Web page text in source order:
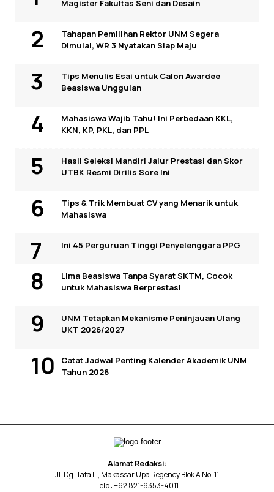
Magister Fakultas Seni dan Desain
Tahapan Pemilihan Rektor UNM Segera
Dimulai, WR 3 Nyatakan Siap Maju
Tips Menulis Esai untuk Calon Awardee
Beasiswa Unggulan
Mahasiswa Wajib Tahu! Ini Perbedaan KKL,
KKN, KP, PKL, dan PPL
Hasil Seleksi Mandiri Jalur Prestasi dan Skor
UTBK Resmi Dirilis Sore Ini
Tips & Trik Membuat CV yang Menarik untuk
Mahasiswa
Ini 45 Perguruan Tinggi Penyelenggara PPG
Lima Beasiswa Tanpa Syarat SKTM, Cocok
untuk Mahasiswa Berprestasi
UNM Tetapkan Mekanisme Peninjauan Ulang
UKT 2026/2027
Catat Jadwal Penting Kalender Akademik UNM
Tahun 2026
Alamat Redaksi:
Jl. Dg. Tata III, Makassar Upa Regency Blok A No. 11
Telp : +62 821-9353-4011